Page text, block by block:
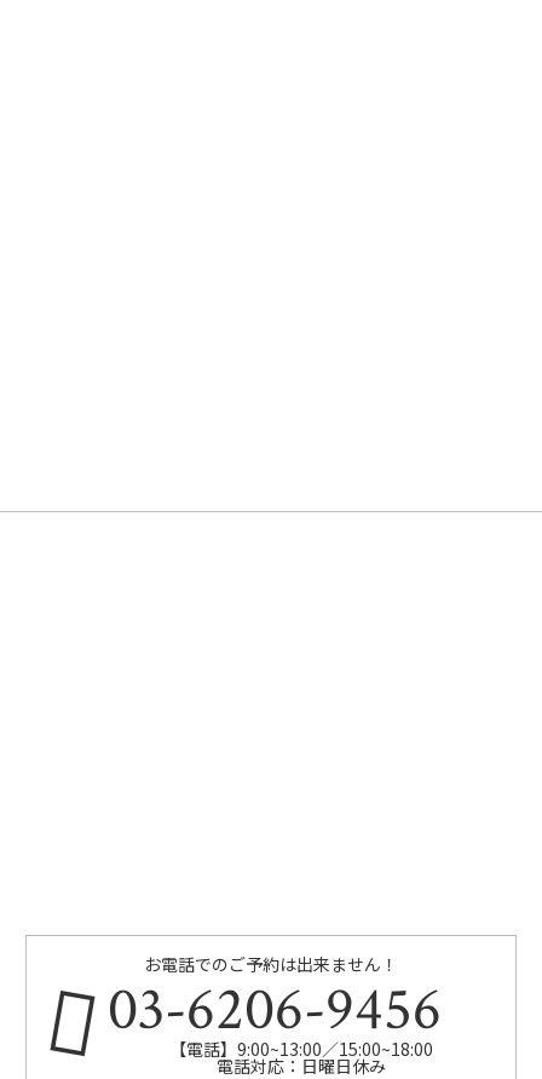
お電話でのご予約は出来ません！
03-6206-9456
【電話】9:00~13:00／15:00~18:00
電話対応：日曜日休み